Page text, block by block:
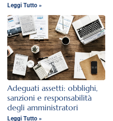
Leggi Tutto »
Adeguati assetti: obblighi,
sanzioni e responsabilità
degli amministratori
Leggi Tutto »